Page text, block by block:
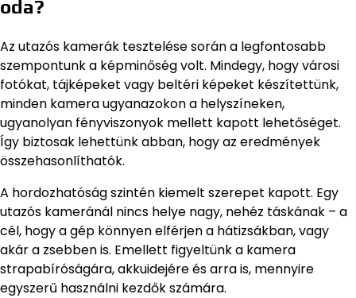
oda?
Az utazós kamerák tesztelése során a legfontosabb
szempontunk a képminőség volt. Mindegy, hogy városi
fotókat, tájképeket vagy beltéri képeket készítettünk,
minden kamera ugyanazokon a helyszíneken,
ugyanolyan fényviszonyok mellett kapott lehetőséget.
Így biztosak lehettünk abban, hogy az eredmények
összehasonlíthatók.
A hordozhatóság szintén kiemelt szerepet kapott. Egy
utazós kameránál nincs helye nagy, nehéz táskának – a
cél, hogy a gép könnyen elférjen a hátizsákban, vagy
akár a zsebben is. Emellett figyeltünk a kamera
strapabíróságára, akkuidejére és arra is, mennyire
egyszerű használni kezdők számára.